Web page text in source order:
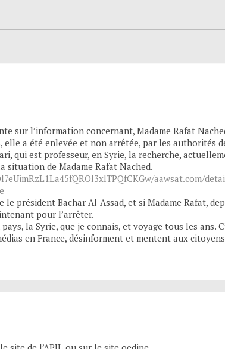
sur l’information concernant, Madame Rafat
a été enlevée et non arrêtée, par les authorités
qui est professeur, en Syrie, la recherche,
situation de Madame Rafat Nached.
aawsat.com/
président Bachar Al-Assad, et si Madame Rafat,
pour l’arrêter.
la Syrie, que je connais, et voyage tous les ans.
en France, désinforment et mentent aux